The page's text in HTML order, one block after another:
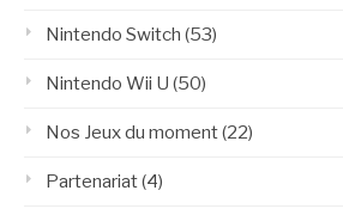
Nintendo Switch (53)
Nintendo Wii U (50)
Nos Jeux du moment(22)
Partenariat(4)